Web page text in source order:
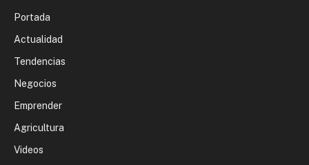
Portada
Actualidad
Tendencias
Negocios
Emprender
Agricultura
Videos